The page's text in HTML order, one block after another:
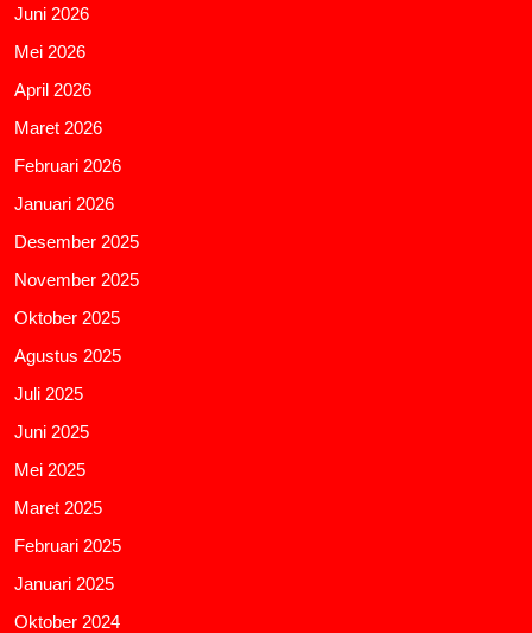
Juni 2026
Mei 2026
April 2026
Maret 2026
Februari 2026
Januari 2026
Desember 2025
November 2025
Oktober 2025
Agustus 2025
Juli 2025
Juni 2025
Mei 2025
Maret 2025
Februari 2025
Januari 2025
Oktober 2024